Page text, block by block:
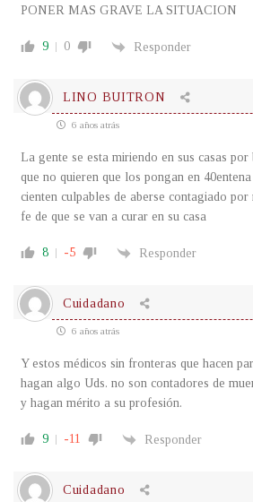
PONER MAS GRAVE LA SITUACION
9 0 Responder
LINO BUITRON
6 años atrás
La gente se esta miriendo en sus casas por
que no quieren que los pongan en
cienten culpables de aberse contagiado
fe de que se van a curar en su casa
8 -5 Responder
Cuidadano
6 años atrás
Y estos médicos sin fronteras que hacen
hagan algo Uds. no son contadores de
y hagan mérito a su profesión.
9 -11 Responder
Cuidadano